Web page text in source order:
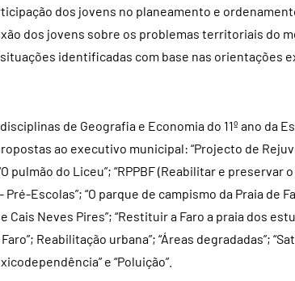
dos jovens no planeamento e
dos jovens sobre os problemas territoriais do
identificadas com base nas orientações
de Geografia e Economia do 11º ano da
ao executivo municipal: “Projecto de
pulmão do Liceu”; “RPPBF (Reabilitar e preservar
Escolas”; “O parque de campismo da Praia de
Cais Neves Pires”; “Restituir a Faro a praia dos
Reabilitação urbana”; “Áreas degradadas”;
e “Poluição”.